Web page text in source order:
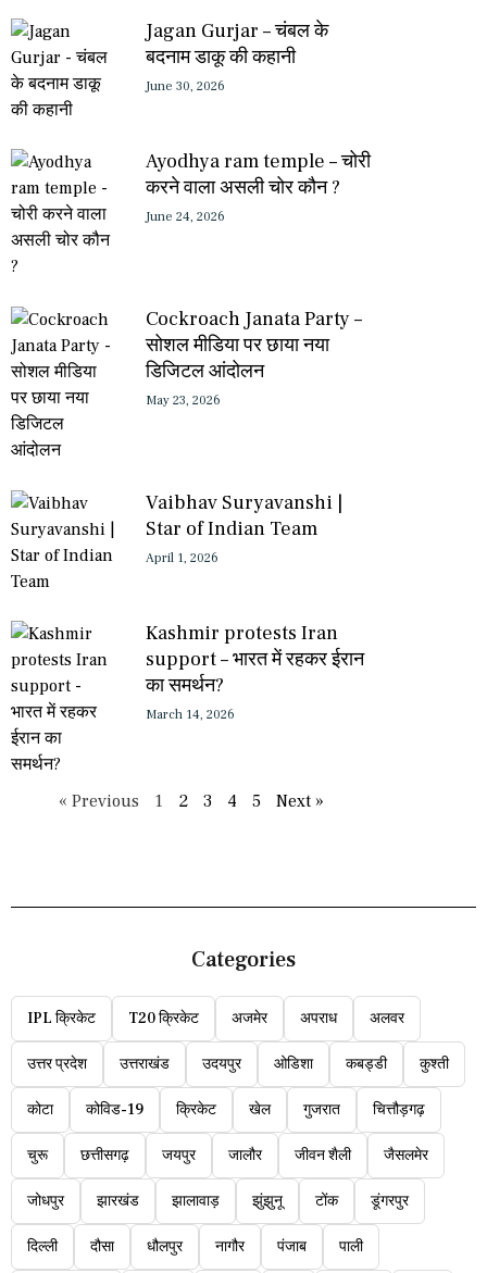
Jagan Gurjar – चंबल के
बदनाम डाकू की कहानी
June 30, 2026
Ayodhya ram temple – चोरी
करने वाला असली चोर कौन ?
June 24, 2026
Cockroach Janata Party –
सोशल मीडिया पर छाया नया
डिजिटल आंदोलन
May 23, 2026
Vaibhav Suryavanshi |
Star of Indian Team
April 1, 2026
Kashmir protests Iran
support – भारत में रहकर ईरान
का समर्थन?
March 14, 2026
« Previous 1 2 3 4 5 Next »
Categories
IPL क्रिकेट T20 क्रिकेट अजमेर अपराध अलवर
उत्तर प्रदेश उत्तराखंड उदयपुर ओडिशा कबड्डी कुश्ती
कोटा कोविड-19 क्रिकेट खेल गुजरात चित्तौड़गढ़
चुरू छत्तीसगढ़ जयपुर जालौर जीवन शैली जैसलमेर
जोधपुर झारखंड झालावाड़ झुंझुनू टोंक डूंगरपुर
दिल्ली दौसा धौलपुर नागौर पंजाब पाली